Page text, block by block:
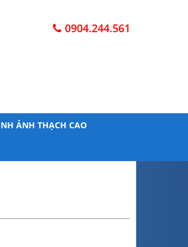
0904.244.561
ẢNH THẠCH CAO